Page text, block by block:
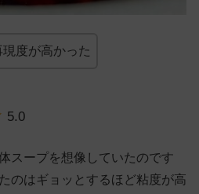
度が高かった
5.0
スープを想像していたのです
のはギョッとするほど粘度が高